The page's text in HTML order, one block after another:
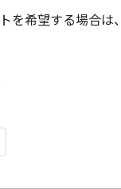
を希望する場合は